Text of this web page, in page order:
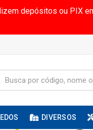
depósitos ou PIX
DIVERSOS